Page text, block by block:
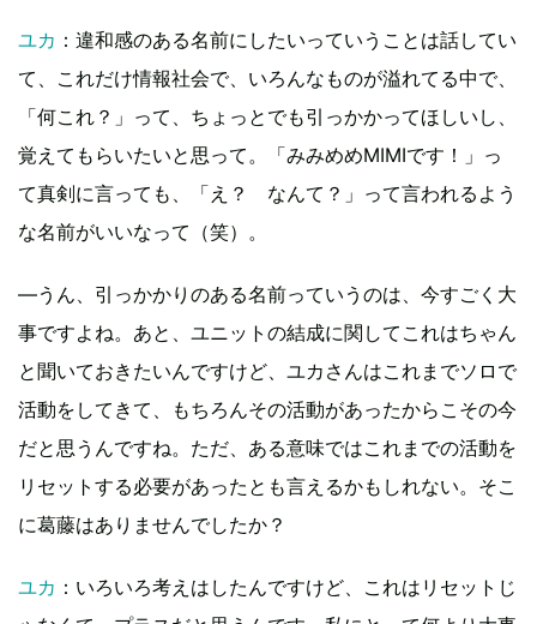
ユカ ：違和感のある名前にしたいっていうことは話してい
て、これだけ情報社会で、いろんなものが溢れてる中で、
「何これ？」って、ちょっとでも引っかかってほしいし、
覚えてもらいたいと思って。「みみめめMIMIです！」っ
て真剣に言っても、「え？ なんて？」って言われるよう
な名前がいいなって（笑）。
―うん、引っかかりのある名前っていうのは、今すごく大
事ですよね。あと、ユニットの結成に関してこれはちゃん
と聞いておきたいんですけど、ユカさんはこれまでソロで
活動をしてきて、もちろんその活動があったからこその今
だと思うんですね。ただ、ある意味ではこれまでの活動を
リセットする必要があったとも言えるかもしれない。そこ
に葛藤はありませんでしたか？
ユカ ：いろいろ考えはしたんですけど、これはリセットじ